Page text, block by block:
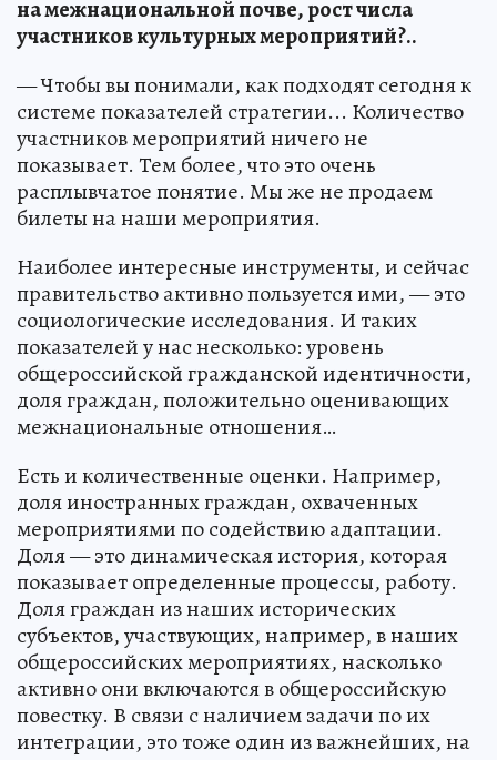
на межнациональной почве, рост числа
участников культурных мероприятий?..
— Чтобы вы понимали, как подходят сегодня к
системе показателей стратегии... Количество
участников мероприятий ничего не
показывает. Тем более, что это очень
расплывчатое понятие. Мы же не продаем
билеты на наши мероприятия.
Наиболее интересные инструменты, и сейчас
правительство активно пользуется ими, — это
социологические исследования. И таких
показателей у нас несколько: уровень
общероссийской гражданской идентичности,
доля граждан, положительно оценивающих
межнациональные отношения…
Есть и количественные оценки. Например,
доля иностранных граждан, охваченных
мероприятиями по содействию адаптации.
Доля — это динамическая история, которая
показывает определенные процессы, работу.
Доля граждан из наших исторических
субъектов, участвующих, например, в наших
общероссийских мероприятиях, насколько
активно они включаются в общероссийскую
повестку. В связи с наличием задачи по их
интеграции, это тоже один из важнейших, на